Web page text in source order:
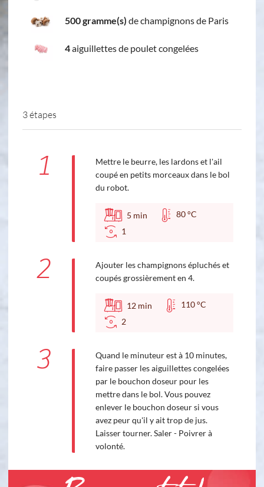
500 gramme(s) de champignons de Paris
4aiguillettes de poulet congelées
3 étapes
1
Mettre le beurre, les lardons et l'ail
coupé en petits morceaux dans le bol
du robot.
5 min
80 °C
1
2
Ajouter les champignons épluchés et
coupés grossièrement en 4.
12 min
110 °C
2
3
Quand le minuteur est à 10 minutes,
faire passer les aiguillettes congelées
par le bouchon doseur pour les
mettre dans le bol. Vous pouvez
enlever le bouchon doseur si vous
avez peur qu'il y ait trop de jus.
Laisser tourner. Saler - Poivrer à
volonté.